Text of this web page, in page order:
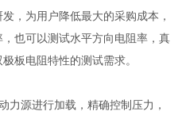
，为用户降低最大的采购成本，
也可以测试水平方向电阻率，真
板电阻特性的测试需求。
力源进行加载，精确控制压力，